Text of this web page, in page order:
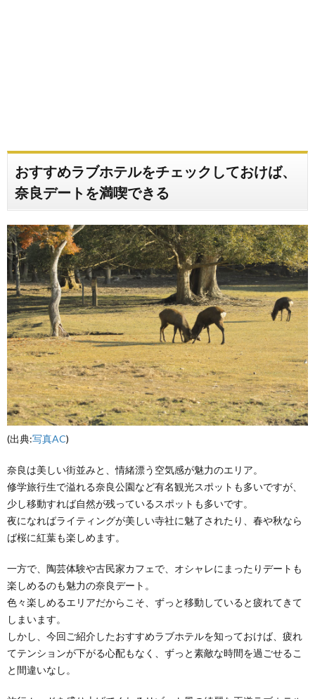
おすすめラブホテルをチェックしておけば、
奈良デートを満喫できる
(出典:写真AC)
奈良は美しい街並みと、情緒漂う空気感が魅力のエリア。
修学旅行生で溢れる奈良公園など有名観光スポットも多いですが、
少し移動すれば自然が残っているスポットも多いです。
夜になればライティングが美しい寺社に魅了されたり、春や秋なら
ば桜に紅葉も楽しめます。
一方で、陶芸体験や古民家カフェで、オシャレにまったりデートも
楽しめるのも魅力の奈良デート。
色々楽しめるエリアだからこそ、ずっと移動していると疲れてきて
しまいます。
しかし、今回ご紹介したおすすめラブホテルを知っておけば、疲れ
てテンションが下がる心配もなく、ずっと素敵な時間を過ごせるこ
と間違いなし。